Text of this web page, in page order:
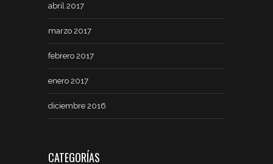
abril 2017
marzo 2017
febrero 2017
enero 2017
diciembre 2016
CATEGORÍAS